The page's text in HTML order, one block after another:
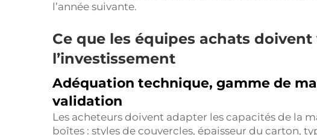
l’année suivante.
Ce que les équipes achats
l’investissement
Adéquation technique, gamme de
validation
Les acheteurs doivent adapter les capacités de la
boîtes : styles de couvercles, épaisseur du carton,